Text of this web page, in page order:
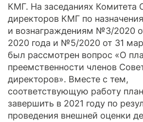
КМГ. На заседаниях Комитета
директоров КМГ по
и вознаграждениям №3/2020
2020 года и №5/2020 от 31
был рассмотрен вопрос «О
преемственности членов
директоров». Вместе с тем,
соответствующую работу
завершить в 2021 году по
проведения внешней оценки